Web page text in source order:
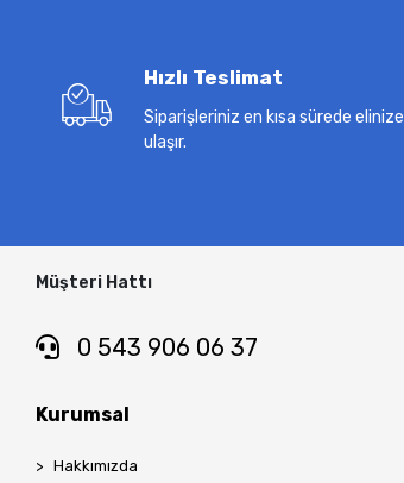
Hızlı Teslimat
Siparişleriniz en kısa sürede elinize
ulaşır.
Müşteri Hattı
0 543 906 06 37
Kurumsal
Hakkımızda